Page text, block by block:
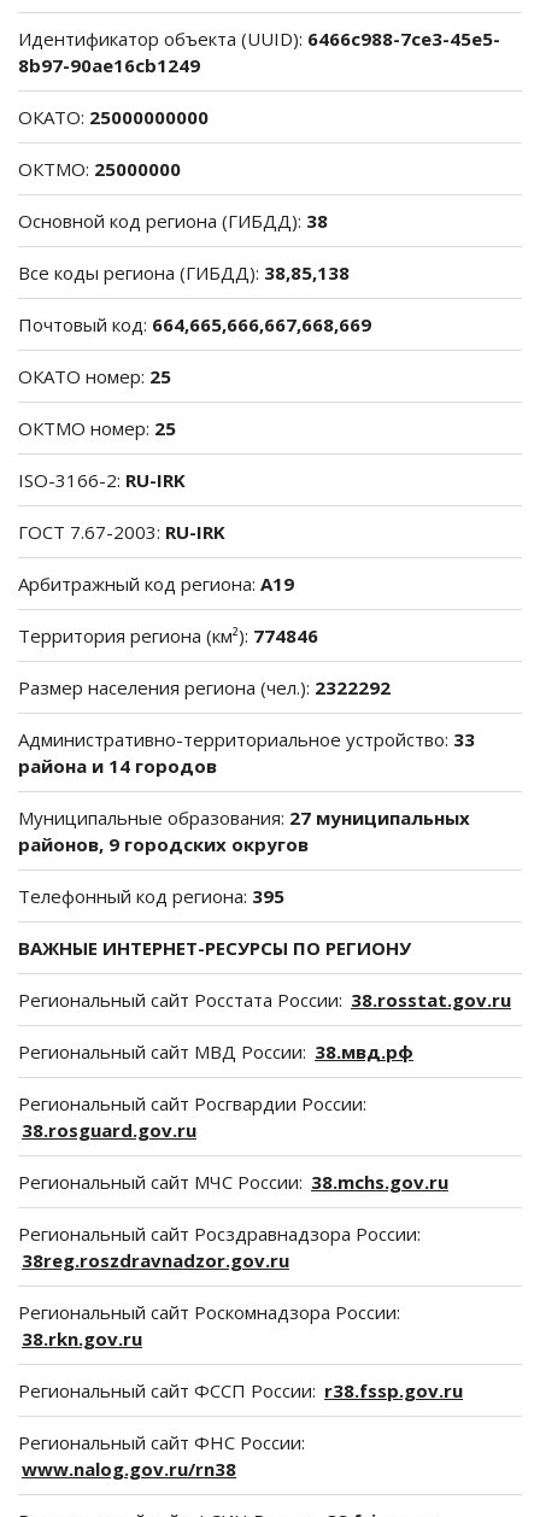
Идентификатор объекта (UUID): 6466c988-7ce3-45e5-
8b97-90ae16cb1249
ОКАТО: 25000000000
ОКТМО: 25000000
Основной код региона (ГИБДД): 38
Все коды региона (ГИБДД): 38,85,138
Почтовый код: 664,665,666,667,668,669
ОКАТО номер: 25
ОКТМО номер: 25
ISO-3166-2: RU-IRK
ГОСТ 7.67-2003: RU-IRK
Арбитражный код региона: A19
Территория региона (км²): 774846
Размер населения региона (чел.): 2322292
Административно-территориальное устройство: 33
района и 14 городов
Муниципальные образования: 27 муниципальных
районов, 9 городских округов
Телефонный код региона: 395
ВАЖНЫЕ ИНТЕРНЕТ-РЕСУРСЫ ПО РЕГИОНУ
Региональный сайт Росстата России: 38.rosstat.gov.ru
Региональный сайт МВД России: 38.мвд.рф
Региональный сайт Росгвардии России:
38.rosguard.gov.ru
Региональный сайт МЧС России: 38.mchs.gov.ru
Региональный сайт Росздравнадзора России:
38reg.roszdravnadzor.gov.ru
Региональный сайт Роскомнадзора России:
38.rkn.gov.ru
Региональный сайт ФССП России: r38.fssp.gov.ru
Региональный сайт ФНС России:
www.nalog.gov.ru/rn38